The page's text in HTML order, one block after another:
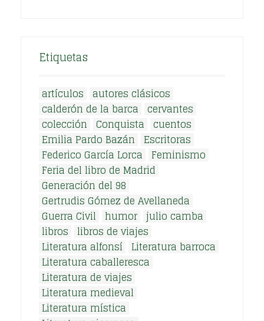
Etiquetas
artículos
autores clásicos
calderón de la barca cervantes
colección Conquista cuentos
Emilia Pardo Bazán
Escritoras
Federico García Lorca
Feminismo
Feria del libro de Madrid
Generación del 98
Gertrudis Gómez de Avellaneda
Guerra Civil humor julio camba
libros libros de viajes
Literatura alfonsí Literatura barroca
Literatura caballeresca
Literatura de viajes
Literatura medieval
Literatura mística